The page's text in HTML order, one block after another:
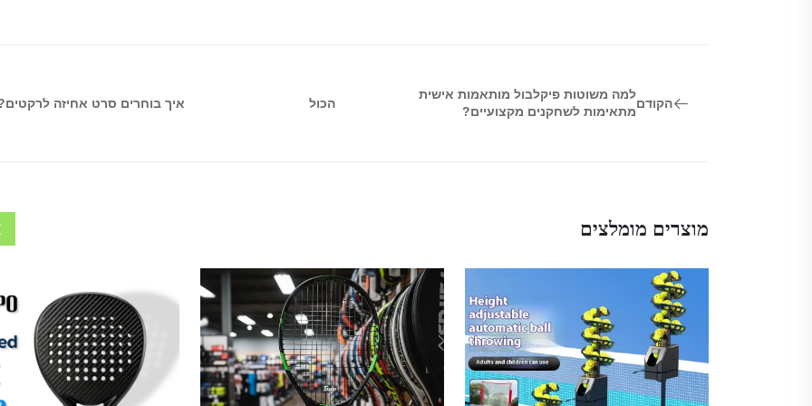
הקודם
למה משוטות פיקלבול מותאמות אישית
מתאימות לשחקנים מקצועיים?
הכול איך בוחרים סרט אחיזה
מוצרים מומלצים